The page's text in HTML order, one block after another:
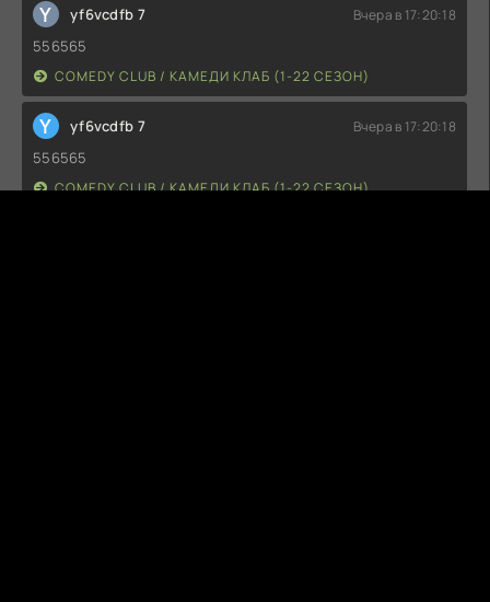
Y yf6vcdfb 7 Вчера в 17:20:18
556565
COMEDY CLUB / КАМЕДИ КЛАБ (1-22 СЕЗОН)
Y yf6vcdfb 7 Вчера в 17:20:18
556565
COMEDY CLUB / КАМЕДИ КЛАБ (1-22 СЕЗОН)